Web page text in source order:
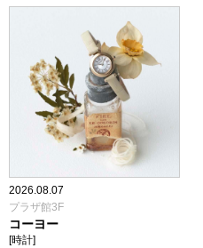
2026.08.07
プラザ館3F
コーヨー
[時計]